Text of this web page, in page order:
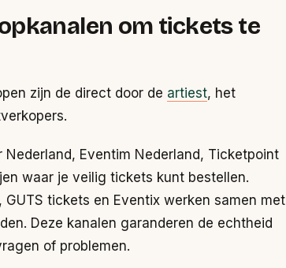
om tickets te
zijn de direct door de artiest, het
Eventim Nederland, Ticketpoint
waar je veilig tickets kunt bestellen.
tickets en Eventix werken samen met
Deze kanalen garanderen de echtheid
of problemen.